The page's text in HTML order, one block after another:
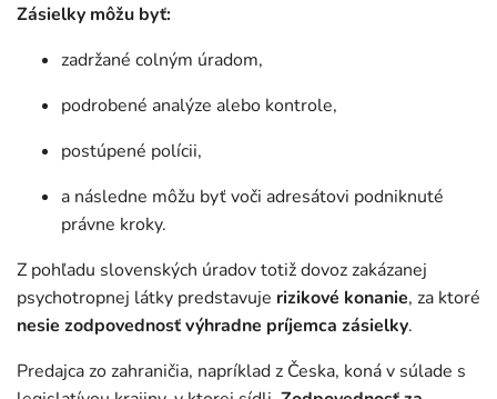
Zásielky môžu byť:
zadržané colným úradom,
podrobené analýze alebo kontrole,
postúpené polícii,
a následne môžu byť voči adresátovi podniknuté
právne kroky.
Z pohľadu slovenských úradov totiž dovoz zakázanej
psychotropnej látky predstavuje rizikové konanie, za ktoré
nesie zodpovednosť výhradne príjemca zásielky.
Predajca zo zahraničia, napríklad z Česka, koná v súlade s